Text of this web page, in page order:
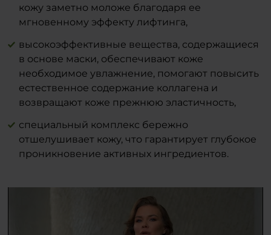
gratissima oil, bisabolol, dipeptide
diaminobutyroyl benzylamide diacetate,
lactic acid, parfum.
Производитель:
APLGO GmbH
Breithauptstr. 5.
DE 64404
BickenbachDeutschland/Germany
Для равномерного нанесения
воспользуйтесь косметической
кисточкой.
После маски мы рекомендуем нанести
крем BEAUTY для достижения
максимального омолаживающего
эффекта.
Тандем косметики BEAUTY и драже BTY
– инновация, которая перевернет ваше
понимание об идеальном домашнем
кожу заметно моложе благодаря ее
мгновенному эффекту лифтинга,
высокоэффективные вещества, содержащиеся
в основе маски, обеспечивают коже
необходимое увлажнение, помогают повысить
естественное содержание коллагена и
возвращают коже прежнюю эластичность,
специальный комплекс бережно
отшелушивает кожу, что гарантирует глубокое
проникновение активных ингредиентов.